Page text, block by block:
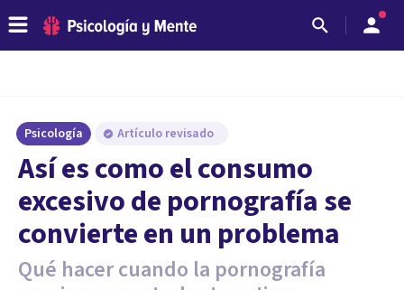
Psicología Artículo revisado
Así es como el consumo
excesivo de pornografía se
convierte en un problema
Qué hacer cuando la pornografía